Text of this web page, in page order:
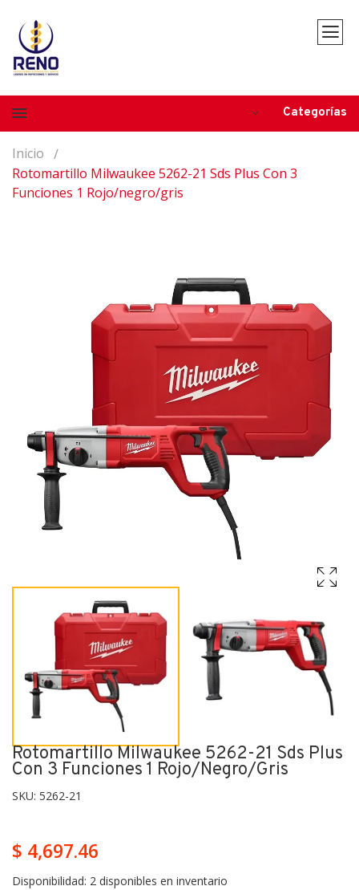
Categorías
Inicio
Rotomartillo Milwaukee 5262-21 Sds Plus Con 3
Funciones 1 Rojo/negro/gris
Rotomartillo Milwaukee 5262-21 Sds Plus
Con 3 Funciones 1 Rojo/negro/gris
SKU: 5262-21
$ 4,697.46
Disponibilidad: 2 disponibles en inventario